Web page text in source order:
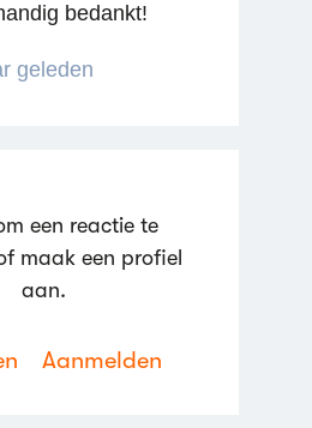
Reageren
bedankt!
geleden
een reactie te
maak een profiel
aan.
Aanmelden